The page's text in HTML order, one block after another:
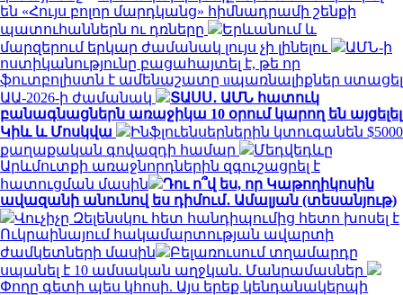
են «Հույս բոլոր մարդկանց» հիմնադրամի շենքի
պատուհաններն ու դռները
Երևանում և
մարզերում երկար ժամանակ լույս չի լինելու
ԱՄՆ-ի
ոստիկանությունը բացահայտել է, թե որ
ֆուտբոլիստն է ամենաշատը uպառնալիքներ ստացել
ԱԱ-2026-ի ժամանակ
ՏԱՍՍ․ ԱՄՆ հատուկ
բանագնացներն առաջիկա 10 օրում կարող են այցելել
Կիև և Մոսկվա
Ինֆլուենսերներին կտուգանեն $5000
քաղաքական գովազդի համար
Մեդվեդևը
Արևմուտքի առաջնորդներին զգուշացրել է
հատուցման մասին
Դու ո՞վ ես, որ Կաթողիկոսին
ավազանի անունով ես դիմում․ Ամալյան (տեսանյութ)
Վուչիչը Զելենսկու հետ հանդիպումից հետո խոսել է
Ուկրաինայում հակամարտության ավարտի
ժամկետների մասին
Բելառուսում տղամարդը
սպանել է 10 ամսական աղջկան. Մանրամասներ
Փողը գետի պես կհոսի. Այս երեք կենդանակերպի